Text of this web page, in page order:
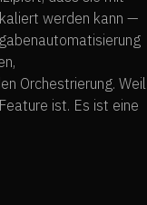
werden kann —
Orchestrierung. Weil
ist. Es ist eine